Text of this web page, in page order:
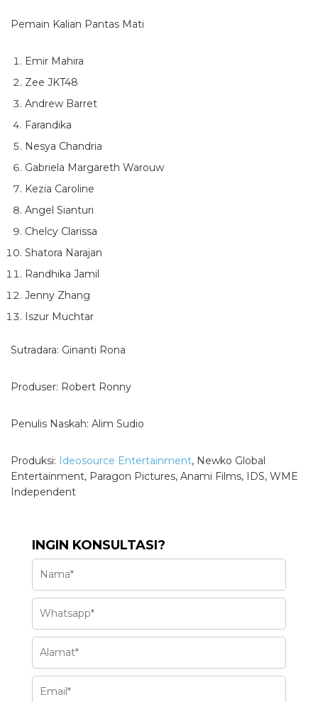
Pemain Kalian Pantas Mati
Emir Mahira
Zee JKT48
Andrew Barret
Farandika
Nesya Chandria
Gabriela Margareth Warouw
Kezia Caroline
Angel Sianturi
Chelcy Clarissa
Shatora Narajan
Randhika Jamil
Jenny Zhang
Iszur Muchtar
Sutradara: Ginanti Rona
Produser: Robert Ronny
Penulis Naskah: Alim Sudio
Produksi: Ideosource Entertainment, Newko Global
Entertainment, Paragon Pictures, Anami Films, IDS, WME
Independent
INGIN KONSULTASI?